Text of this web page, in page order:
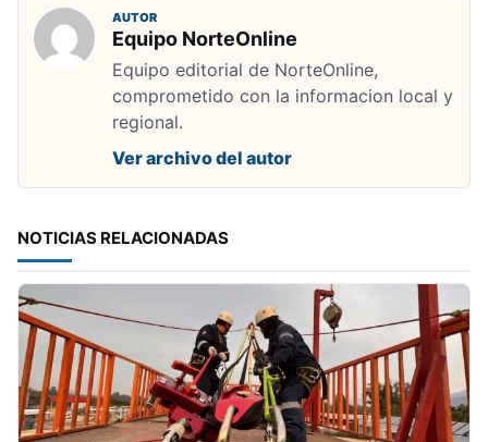
AUTOR
Equipo NorteOnline
Equipo editorial de NorteOnline,
comprometido con la informacion local y
regional.
Ver archivo del autor
NOTICIAS RELACIONADAS